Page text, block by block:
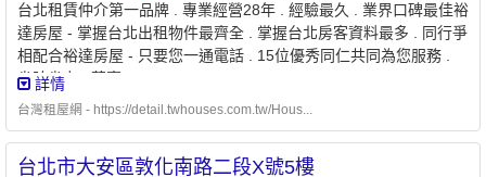
台北租賃仲介第一品牌 . 專業經營28年 . 經驗最久 . 業界口碑最佳裕
達房屋 - 掌握台北出租物件最齊全 . 掌握台北房客資料最多 . 同行爭
相配合裕達房屋 - 只要您一通電話 . 15位優秀同仁共同為您服務 .
省時省力 . 萬事OK
詳情
台灣租屋網 - https://detail.twhouses.com.tw/Hous...
台北市大安區敦化南路二段X號5樓